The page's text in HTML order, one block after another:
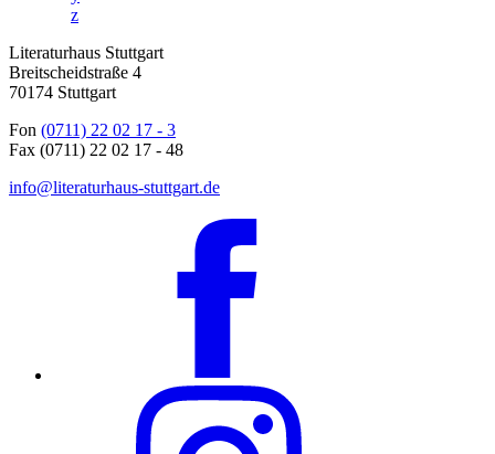
z
Literaturhaus Stuttgart
Breitscheidstraße 4
70174 Stuttgart
Fon (0711) 22 02 17 - 3
Fax (0711) 22 02 17 - 48
info@literaturhaus-stuttgart.de